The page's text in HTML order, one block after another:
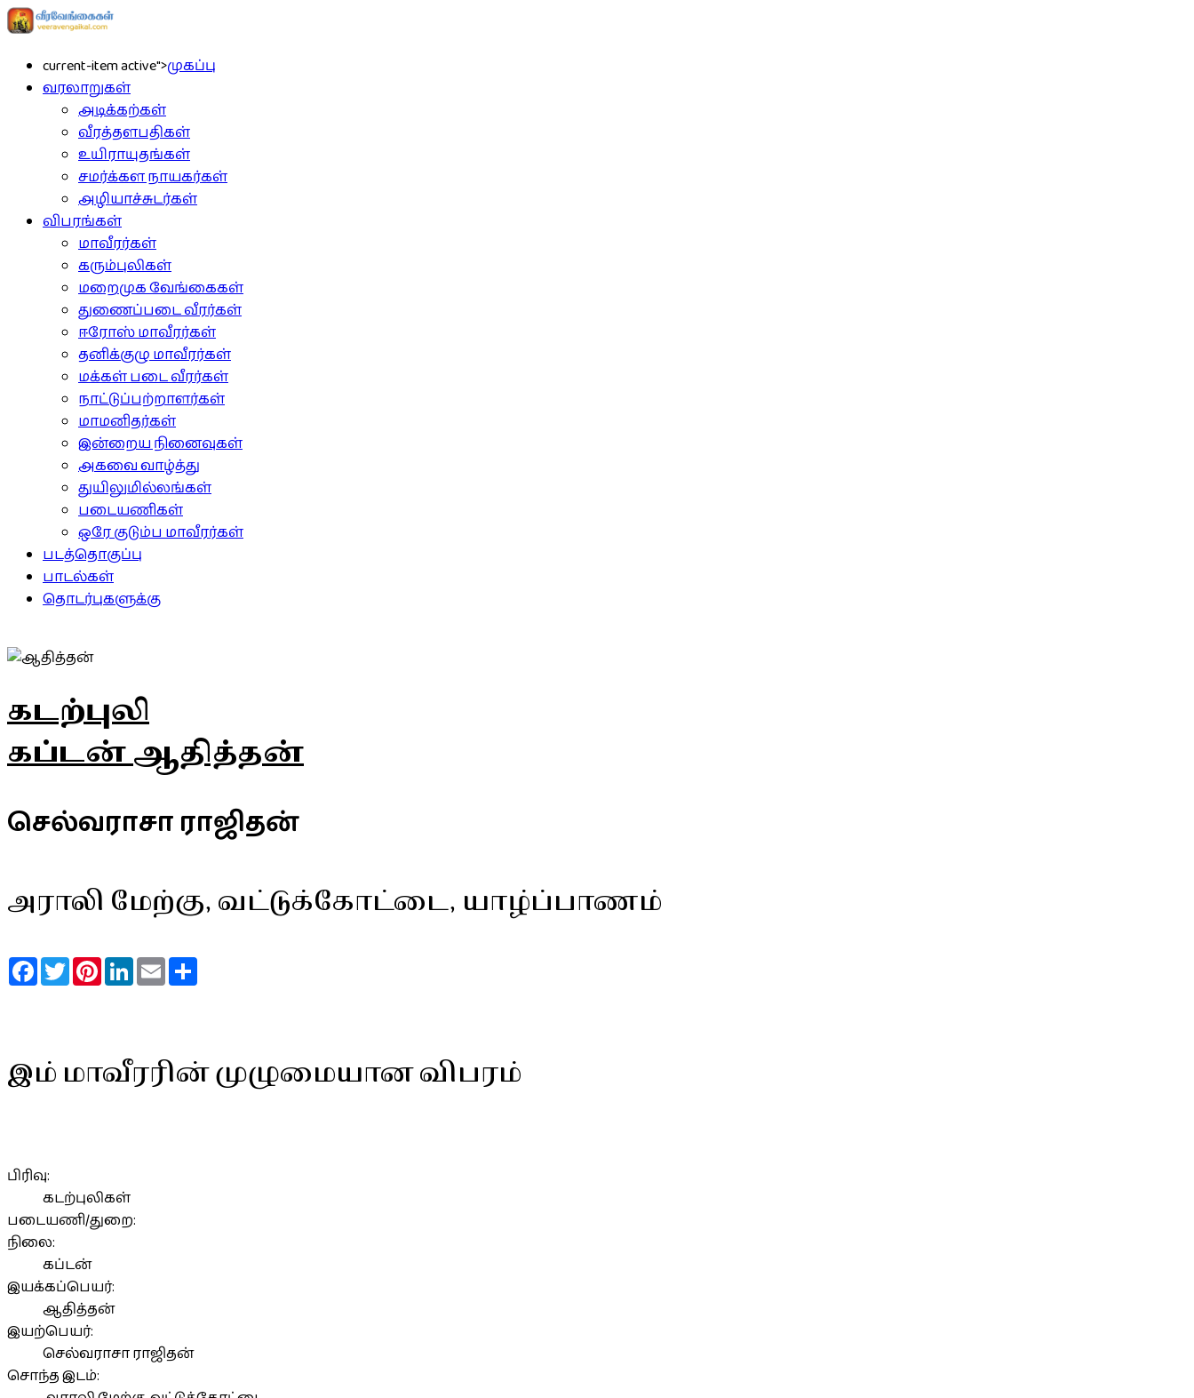
current-item active">முகப்பு
வரலாறுகள்
அடிக்கற்கள்
வீரத்தளபதிகள்
உயிராயுதங்கள்
சமர்க்கள நாயகர்கள்
அழியாச்சுடர்கள்
விபரங்கள்
மாவீரர்கள்
கரும்புலிகள்
மறைமுக வேங்கைகள்
துணைப்படை வீரர்கள்
ஈரோஸ் மாவீரர்கள்
தனிக்குழு மாவீரர்கள்
மக்கள் படை வீரர்கள்
நாட்டுப்பற்றாளர்கள்
மாமனிதர்கள்
இன்றைய நினைவுகள்
அகவை வாழ்த்து
துயிலுமில்லங்கள்
படையணிகள்
ஒரே குடும்ப மாவீரர்கள்
படத்தொகுப்பு
பாடல்கள்
தொடர்புகளுக்கு
கடற்புலி
கப்டன் ஆதித்தன்
செல்வராசா ராஜிதன்
அராலி மேற்கு, வட்டுக்கோட்டை, யாழ்ப்பாணம்
FacebookTwitterPinterestLinkedInEmail
இம் மாவீரரின் முழுமையான விபரம்
பிரிவு:
கடற்புலிகள்
படையணி/துறை:
நிலை:
கப்டன்
இயக்கப்பெயர்:
ஆதித்தன்
இயற்பெயர்:
செல்வராசா ராஜிதன்
சொந்த இடம்: